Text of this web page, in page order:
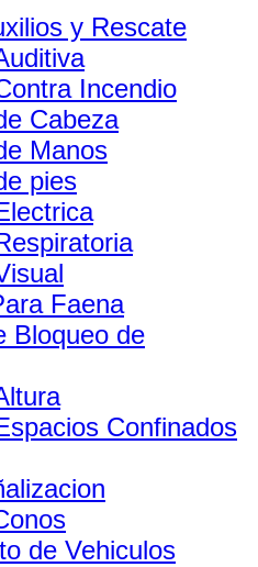
y Rescate
Incendio
Cabeza
Manos
pies
Faena
Bloqueo de
Confinados
de Vehiculos